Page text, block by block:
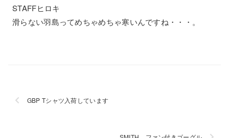
STAFFヒロキ
滑らない羽島ってめちゃめちゃ寒いんですね・・・。
GBP Tシャツ入荷しています